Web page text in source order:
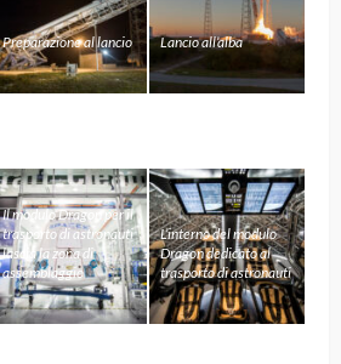
Preparazione al lancio Lancio all’alba
Il modulo Dragon per il
trasporto di astronauti
lascia la zona di
assemblaggio
L’interno del modulo
Dragon dedicato al
trasporto di astronauti